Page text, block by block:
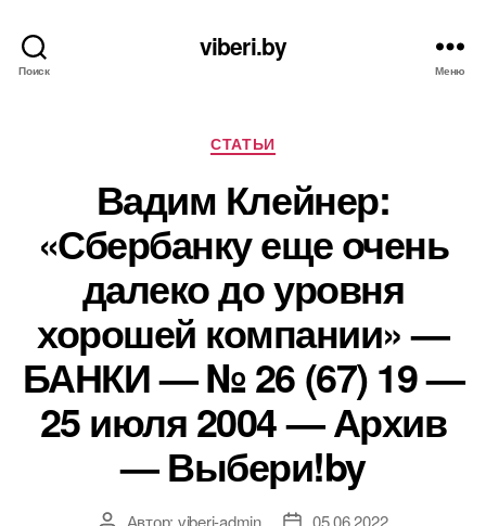
Поиск
viberi.by
Меню
Рубрики
СТАТЬИ
Вадим Клейнер:
«Сбербанку еще очень
далеко до уровня
хорошей компании» —
БАНКИ — № 26 (67) 19 —
25 июля 2004 — Архив
— Выбери!by
Автор: viberi-admin 05.06.2022